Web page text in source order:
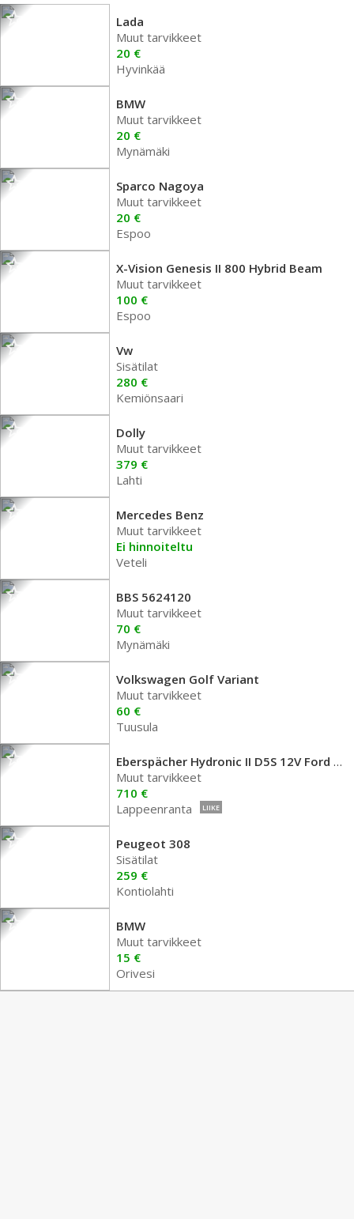
Lada
Muut tarvikkeet
20 €
Hyvinkää
BMW
Muut tarvikkeet
20 €
Mynämäki
Sparco Nagoya
Muut tarvikkeet
20 €
Espoo
X-Vision Genesis II 800 Hybrid Beam
Muut tarvikkeet
100 €
Espoo
Vw
Sisätilat
280 €
Kemiönsaari
Dolly
Muut tarvikkeet
379 €
Lahti
Mercedes Benz
Muut tarvikkeet
Ei hinnoiteltu
Veteli
BBS 5624120
Muut tarvikkeet
70 €
Mynämäki
Volkswagen Golf Variant
Muut tarvikkeet
60 €
Tuusula
Eberspächer Hydronic II D5S 12V Ford Trans
Muut tarvikkeet
710 €
Lappeenranta
LIIKE
Peugeot 308
Sisätilat
259 €
Kontiolahti
BMW
Muut tarvikkeet
15 €
Orivesi